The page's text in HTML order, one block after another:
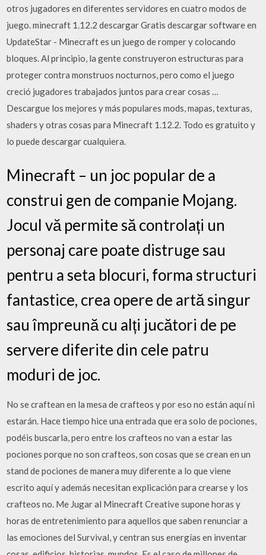
otros jugadores en diferentes servidores en cuatro modos de
juego. minecraft 1.12.2 descargar Gratis descargar software en
UpdateStar - Minecraft es un juego de romper y colocando
bloques. Al principio, la gente construyeron estructuras para
proteger contra monstruos nocturnos, pero como el juego
creció jugadores trabajados juntos para crear cosas …
Descargue los mejores y más populares mods, mapas, texturas,
shaders y otras cosas para Minecraft 1.12.2. Todo es gratuito y
lo puede descargar cualquiera.
Minecraft – un joc popular de a
construi gen de companie Mojang.
Jocul vă permite să controlați un
personaj care poate distruge sau
pentru a seta blocuri, forma structuri
fantastice, crea opere de artă singur
sau împreună cu alți jucători de pe
servere diferite din cele patru
moduri de joc.
No se craftean en la mesa de crafteos y por eso no están aquí ni
estarán. Hace tiempo hice una entrada que era solo de pociones,
podéis buscarla, pero entre los crafteos no van a estar las
pociones porque no son crafteos, son cosas que se crean en un
stand de pociones de manera muy diferente a lo que viene
escrito aquí y además necesitan explicación para crearse y los
crafteos no. Me Jugar al Minecraft Creative supone horas y
horas de entretenimiento para aquellos que saben renunciar a
las emociones del Survival, y centran sus energías en inventar